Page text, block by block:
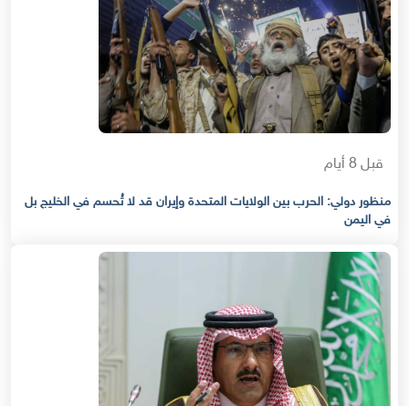
قبل 8 أيام
منظور دولي: الحرب بين الولايات المتحدة وإيران قد لا تُحسم في الخليج بل
في اليمن